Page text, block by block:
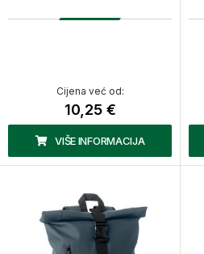
Cijena već od:
10,25 €
VIŠE INFORMACIJA